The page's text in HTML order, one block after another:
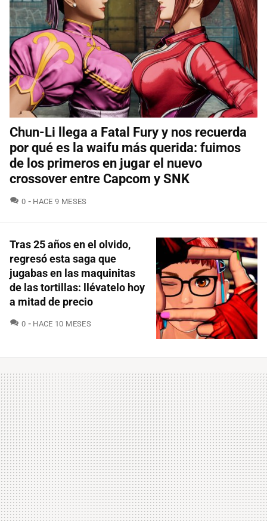
Chun-Li llega a Fatal Fury y nos recuerda
por qué es la waifu más querida: fuimos
de los primeros en jugar el nuevo
crossover entre Capcom y SNK
0 COMENTARIOS
HACE 9 MESES
Tras 25 años en el olvido,
regresó esta saga que
jugabas en las maquinitas
de las tortillas: llévatelo hoy
a mitad de precio
0 COMENTARIOS
HACE 10 MESES